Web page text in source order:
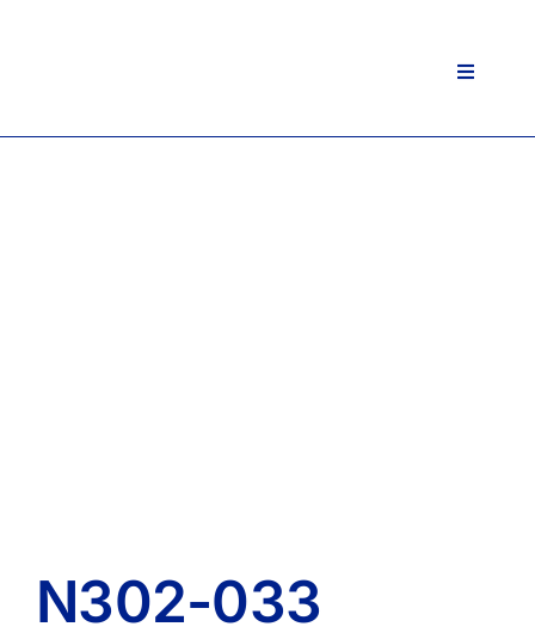
Toggle
N302-033